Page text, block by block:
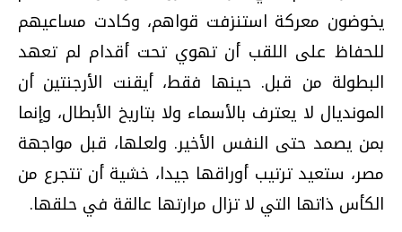
يخوضون معركة استنزفت قواهم، وكادت مساعيهم
للحفاظ على اللقب أن تهوي تحت أقدام لم تعهد
البطولة من قبل. حينها فقط، أيقنت الأرجنتين أن
المونديال لا يعترف بالأسماء ولا بتاريخ الأبطال، وإنما
بمن يصمد حتى النفس الأخير. ولعلها، قبل مواجهة
مصر، ستعيد ترتيب أوراقها جيدا، خشية أن تتجرع من
الكأس ذاتها التي لا تزال مرارتها عالقة في حلقها.